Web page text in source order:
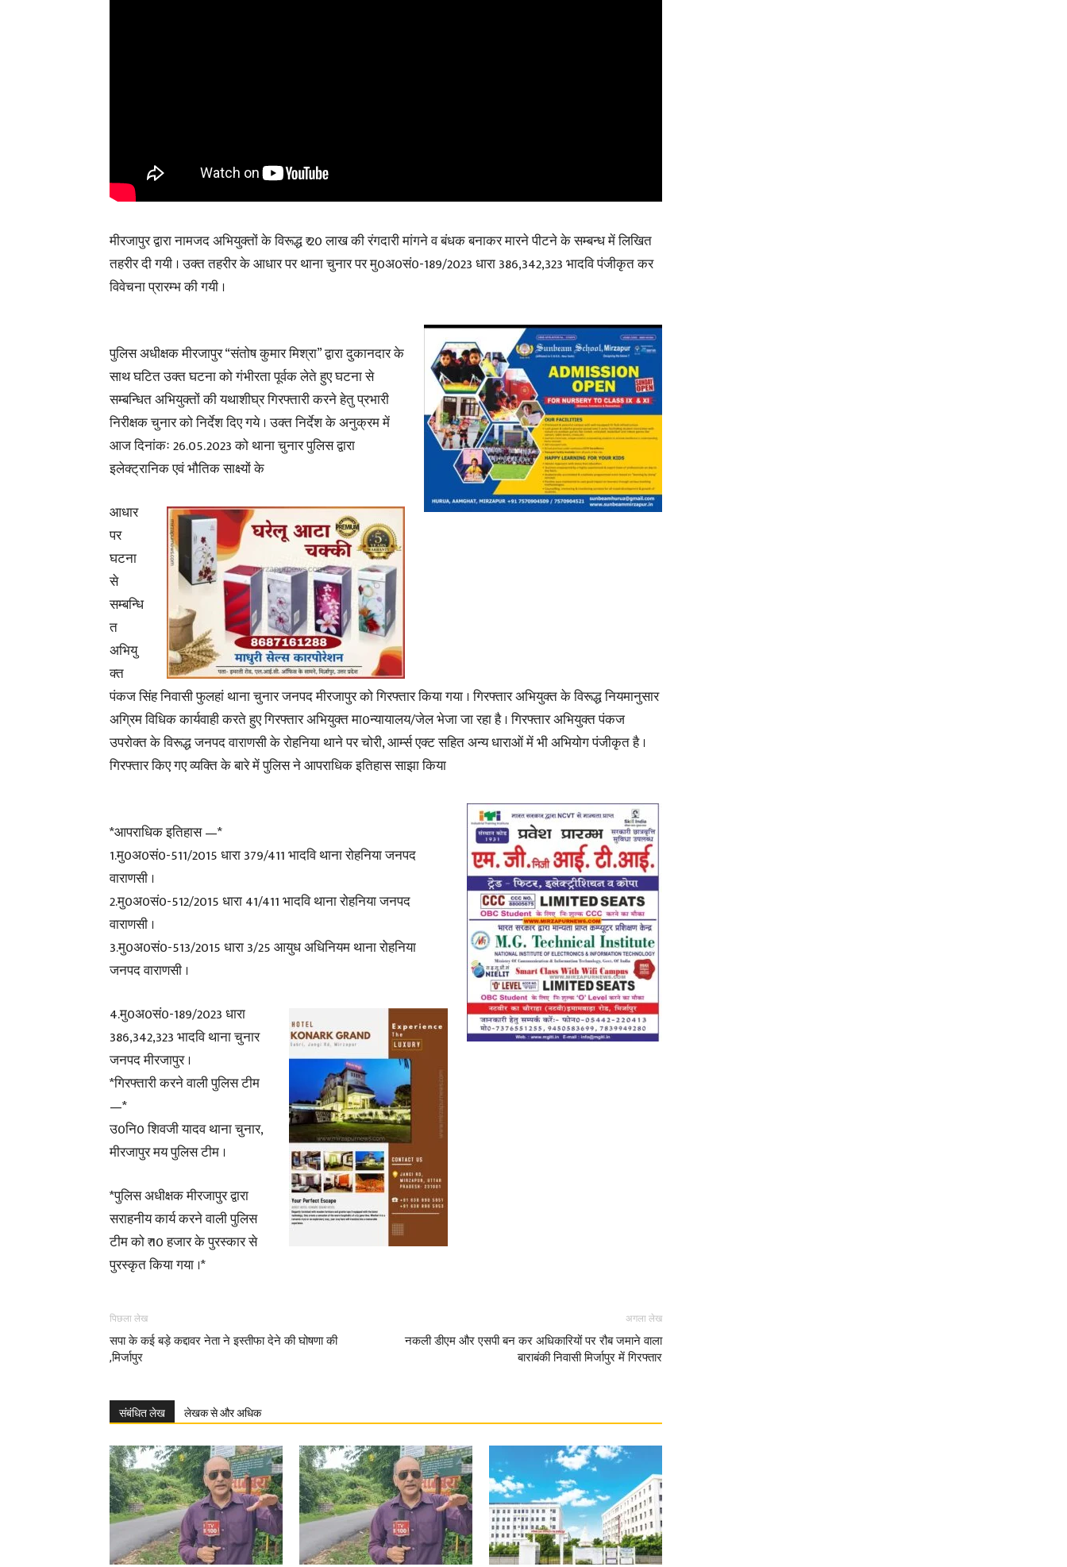
मीरजापुर द्वारा नामजद अभियुक्तों के विरूद्ध ₹ 20 लाख की रंगदारी मांगने व बंधक बनाकर मारने पीटने के सम्बन्ध में लिखित
तहरीर दी गयी । उक्त तहरीर के आधार पर थाना चुनार पर मु0अ0सं0-189/2023 धारा 386,342,323 भादवि पंजीकृत कर
विवेचना प्रारम्भ की गयी ।
पुलिस अधीक्षक मीरजापुर “संतोष कुमार मिश्रा” द्वारा दुकानदार के
साथ घटित उक्त घटना को गंभीरता पूर्वक लेते हुए घटना से
सम्बन्धित अभियुक्तों की यथाशीघ्र गिरफ्तारी करने हेतु प्रभारी
निरीक्षक चुनार को निर्देश दिए गये । उक्त निर्देश के अनुक्रम में
आज दिनांकः 26.05.2023 को थाना चुनार पुलिस द्वारा
इलेक्ट्रानिक एवं भौतिक साक्ष्यों के
आधार
पर
घटना
से
सम्बन्धि
त
अभियु
क्त
पंकज सिंह निवासी फुलहां थाना चुनार जनपद मीरजापुर को गिरफ्तार किया गया । गिरफ्तार अभियुक्त के विरूद्ध नियमानुसार
अग्रिम विधिक कार्यवाही करते हुए गिरफ्तार अभियुक्त मा0न्यायालय/जेल भेजा जा रहा है । गिरफ्तार अभियुक्त पंकज
उपरोक्त के विरूद्ध जनपद वाराणसी के रोहनिया थाने पर चोरी, आर्म्स एक्ट सहित अन्य धाराओं में भी अभियोग पंजीकृत है ।
गिरफ्तार किए गए व्यक्ति के बारे में पुलिस ने आपराधिक इतिहास साझा किया
*आपराधिक इतिहास —*
1.मु0अ0सं0-511/2015 धारा 379/411 भादवि थाना रोहनिया जनपद
वाराणसी ।
2.मु0अ0सं0-512/2015 धारा 41/411 भादवि थाना रोहनिया जनपद
वाराणसी ।
3.मु0अ0सं0-513/2015 धारा 3/25 आयुध अधिनियम थाना रोहनिया
जनपद वाराणसी ।
4.मु0अ0सं0-189/2023 धारा
386,342,323 भादवि थाना चुनार
जनपद मीरजापुर ।
*गिरफ्तारी करने वाली पुलिस टीम
—*
उ0नि0 शिवजी यादव थाना चुनार,
मीरजापुर मय पुलिस टीम ।
*पुलिस अधीक्षक मीरजापुर द्वारा
सराहनीय कार्य करने वाली पुलिस
टीम को ₹ 10 हजार के पुरस्कार से
पुरस्कृत किया गया ।*
पिछला लेख
सपा के कई बड़े कद्दावर नेता ने इस्तीफा देने की घोषणा की
,मिर्जापुर
अगला लेख
नकली डीएम और एसपी बन कर अधिकारियों पर रौब जमाने वाला
बाराबंकी निवासी मिर्जापुर में गिरफ्तार
संबंधित लेख लेखक से और अधिक